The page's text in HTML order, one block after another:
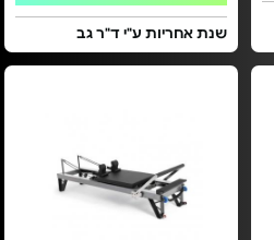
שנת אחריות ע"י ד"ר גב